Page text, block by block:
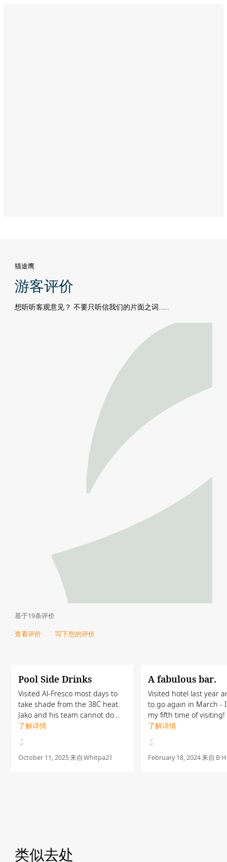
猫途鹰
游客评价
想听听客观意见？ 不要只听信我们的片面之词……
基于19条评价
查看评价 写下您的评价
Pool Side Drinks
Visited Al-Fresco most days to
take shade from the 38C heat.
Jako and his team cannot do
enough for you. Top class
service and very friendly
greeting every time - thank you
guys
了解详情
October 11, 2025来自Whitpa21
A fabulous bar.
Visited hotel last year and due
to go again in March - I
my fifth time of visiting! We love
this bar! The staff are
absolute best; they
attentive, good fun
了解详情
February 18, 2024来自 B H
类似去处